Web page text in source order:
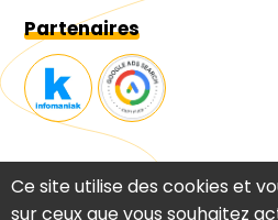
Partenaires
Copyright © Tokiz Digital 2026 -
Digital-Comment
Ce site utilise des cookies et
sur ceux que vous souhaitez